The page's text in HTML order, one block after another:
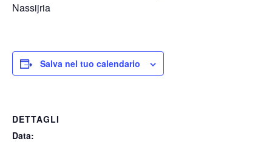
Nassijria
Salva nel tuo calendario
DETTAGLI
Data: